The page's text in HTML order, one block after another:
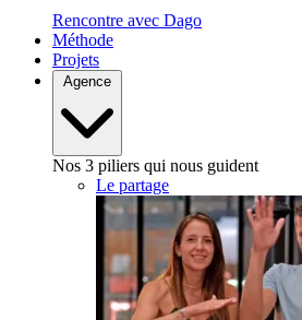
Rencontre avec Dago
Méthode
Projets
Agence
Nos 3 piliers qui nous guident
Le partage